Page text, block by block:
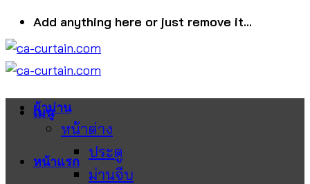
ข้าม
ไป
ยัง
เนื้อหา
Add anything here or just remove it...
เมนู
หน้าแรก
ผ้าม่าน
หน้าต่าง
ประตู
ม่านจีบ